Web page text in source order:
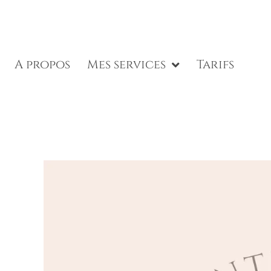
A propos Mes services Tarifs